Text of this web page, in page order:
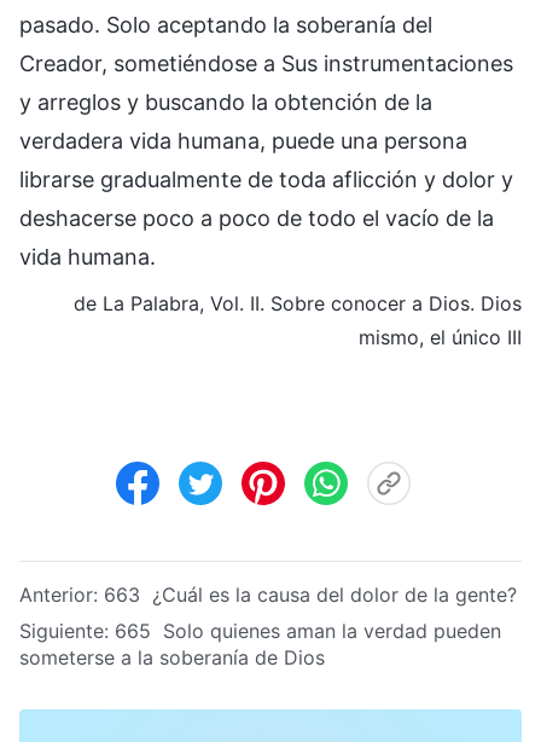
pasado. Solo aceptando la soberanía del
Creador, sometiéndose a Sus instrumentaciones
y arreglos y buscando la obtención de la
verdadera vida humana, puede una persona
librarse gradualmente de toda aflicción y dolor y
deshacerse poco a poco de todo el vacío de la
vida humana.
de La Palabra, Vol. II. Sobre conocer a Dios. Dios
mismo, el único III
Anterior: 663 ¿Cuál es la causa del dolor de la gente?
Siguiente: 665 Solo quienes aman la verdad pueden
someterse a la soberanía de Dios